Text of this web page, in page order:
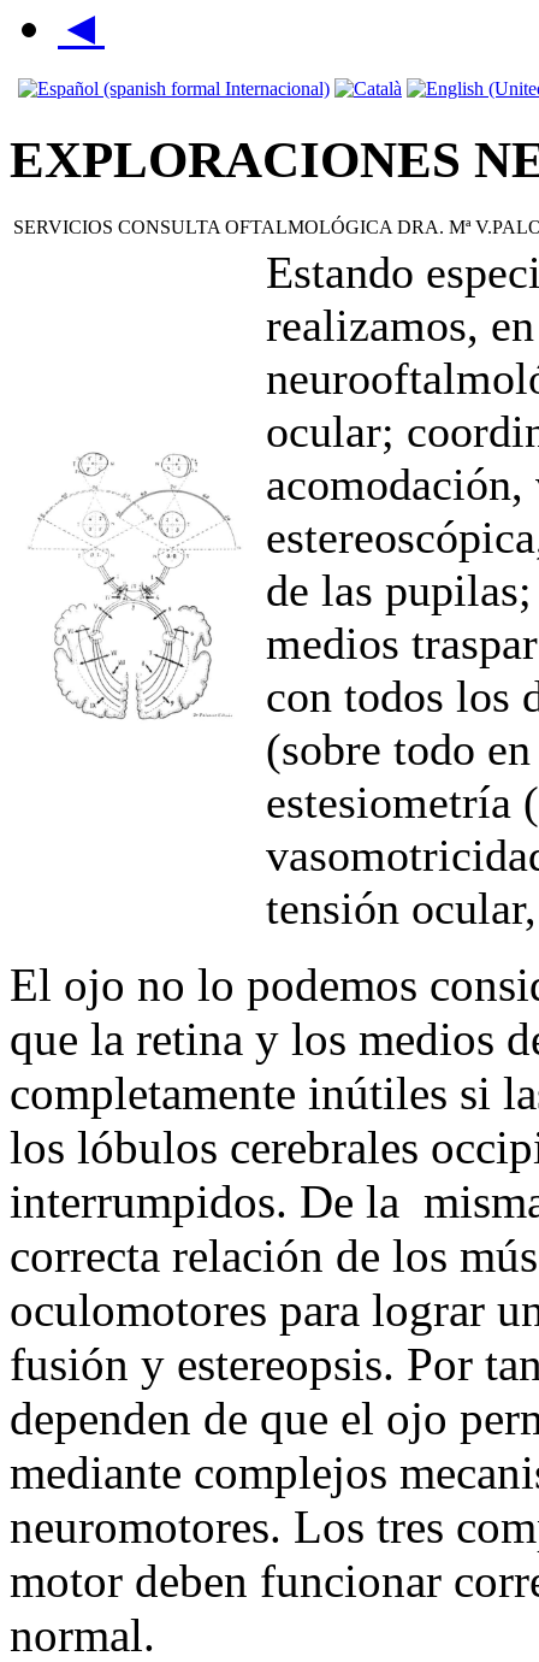
◄
EXPLORACIONES
SERVICIOS CONSULTA OFTALMOLÓGICA DRA. Mª
Estando
realizamos,
ocular;
de las
medios
con todos los
(sobre todo
estesiometría
tensión
El ojo no lo podemos
que la retina y los medios
completamente inútiles si
los lóbulos cerebrales
interrumpidos. De la
correcta relación de los
oculomotores para lograr
fusión y estereopsis. Por
dependen de que el ojo
mediante complejos
neuromotores. Los tres
motor deben funcionar
normal.